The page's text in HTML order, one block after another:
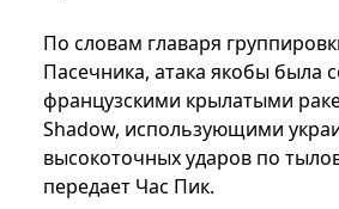
По словам главаря
Пасечника, атака якобы была
французскими крылатыми
Shadow, использующими
высокоточных ударов по
передает Час Пик.